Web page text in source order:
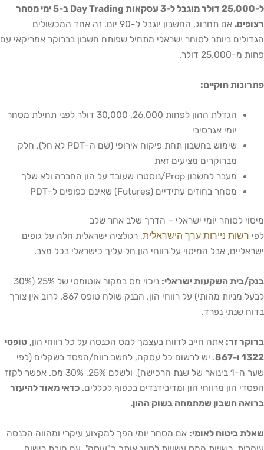
ל-25,000 דולר מוגבל ל-3 עסקאות Day Trading ב-5 ימי מסחר
רצופים.
אם תחרוג, החשבון יוגבל ל-90 יום. זה אחד המכשולים
הגדולים ביותר לסוחר ישראלי מתחיל שפותח חשבון בברוקר אמריקאי עם
פחות מ-25,000 דולר.
פתרונות חוקיים:
הגדלת ההון לפחות 26,000, 30,000 דולר לפני תחילת מסחר
יומי אגרסיבי
שימוש בחשבון תחת פיקוח אירופי (שם ה-PDT לא חל), חלק
מברוקרים מציעים זאת
מעבר לחשבון Prop/נוסטרו שעובד על הון החברה ולא שלך
מסחר בחוזים עתידיים (Futures) שאינם כפופים ל-PDT
מיסוי לסוחר יומי ישראלי – הדרך שלב אחר שלב
לפי רשות ניירות ערך הישראלית, רגולציה ישראלית חלה על גופים
ישראליים, אבל המיסוי על רווחי הון חל עליך כישראלי בכל מצב.
בנק/בית השקעות ישראלי:
ניכוי מס במקור אוטומטי של 25% (30%
לבעל מניות מהותי) על רווחי הון. הבנק שולח טופס 867. לרוב אין צורך
בדוח שנתי נפרד.
ברוקר זר: אתה חייב לדווח בעצמך למס הכנסה על כל רווחי הון, טופסי
1322 ו-867
. יש לרשום כל עסקה, לחשב רווח/הפסד בשקלים (לפי
שער ה-1 בינואר של שנת הרכישה), ולשלם 25%, 30% מס. אפשר לקזז
הפסדי הון מרווחי הון ומדיבידנדים בכפוף לכללים. כדאי מאוד להיעזר
ברואה חשבון שמתמחה בשוק ההון.
שאלת ביטוח לאומי: אם מסחר יומי הפך למקצוע עיקרי ומהווה הכנסה